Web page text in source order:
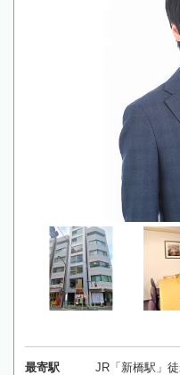
最寄駅
JR「新橋駅」